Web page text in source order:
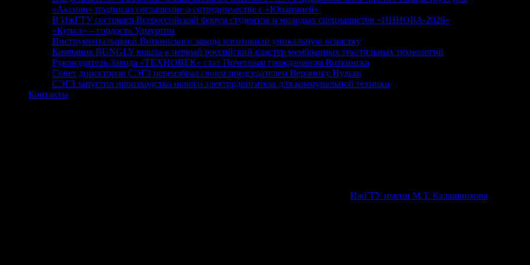
«Аксион» подписал соглашение о сотрудничестве с «Юнармией»
В ИжГТУ состоялся Всероссийский форум студентов и молодых специалистов «ИННОВА-2026»
«Купол» – гордость Удмуртии
Инструментальщики Воткинского завода изготовили уникальную оснастку
Компания BUNGLY вошла в первый российский кластер мембранных текстильных технологий
Руководитель Завода «ТЕХНОВЕК» стал Почетным гражданином Воткинска
Совет директоров СЭГЗ переизбрал своим председателем Веронику Нудько
СЭГЗ запустил производство нового электродвигателя для коммунальной техники
Контакты
ИжГТУ имени М.Т. Калашникова